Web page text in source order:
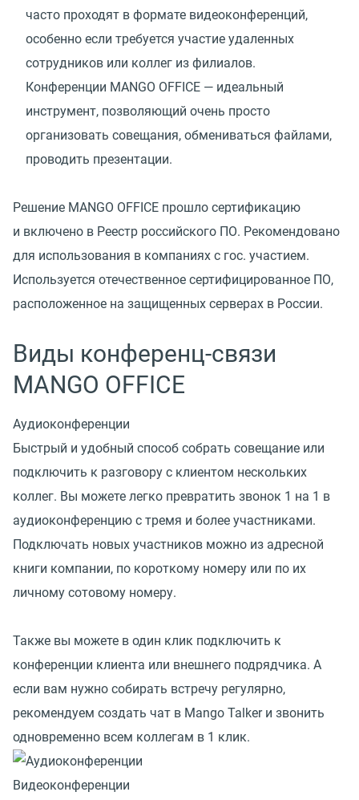
часто проходят в формате видеоконференций,
особенно если требуется участие удаленных
сотрудников или коллег из филиалов.
Конференции MANGO OFFICE — идеальный
инструмент, позволяющий очень просто
организовать совещания, обмениваться файлами,
проводить презентации.
Решение MANGO OFFICE прошло сертификацию
и включено в Реестр российского ПО. Рекомендовано
для использования в компаниях с гос. участием.
Используется отечественное сертифицированное ПО,
расположенное на защищенных серверах в России.
Виды конференц-связи
MANGO OFFICE
Аудиоконференции
Быстрый и удобный способ собрать совещание или
подключить к разговору с клиентом нескольких
коллег. Вы можете легко превратить звонок 1 на 1 в
аудиоконференцию с тремя и более участниками.
Подключать новых участников можно из адресной
книги компании, по короткому номеру или по их
личному сотовому номеру.
Также вы можете в один клик подключить к
конференции клиента или внешнего подрядчика. А
если вам нужно собирать встречу регулярно,
рекомендуем создать чат в Mango Talker и звонить
одновременно всем коллегам в 1 клик.
Видеоконференции